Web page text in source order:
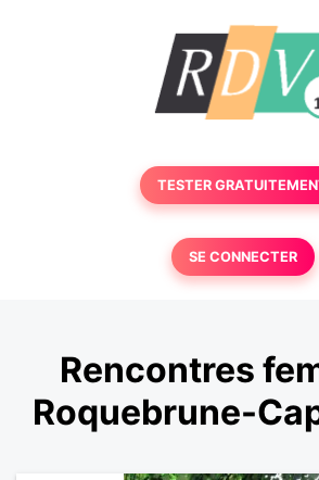
TESTER
SE CONNECTER
Rencontres
Roquebrune-